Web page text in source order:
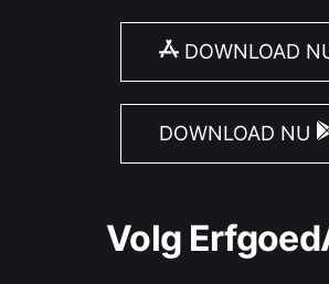
DOWNLOAD
DOWNLOAD NU
Volg